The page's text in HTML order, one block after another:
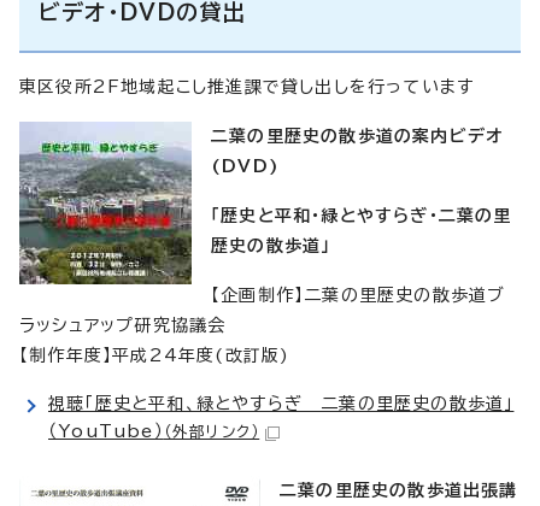
ビデオ・DVDの貸出
東区役所2F地域起こし推進課で貸し出しを行っています
二葉の里歴史の散歩道の案内ビデオ
(DVD)
「歴史と平和・緑とやすらぎ・二葉の里
歴史の散歩道」
【企画制作】二葉の里歴史の散歩道ブ
ラッシュアップ研究協議会
【制作年度】平成24年度(改訂版)
視聴「歴史と平和、緑とやすらぎ 二葉の里歴史の散歩道」
（YouTube） （外部リンク）
二葉の里歴史の散歩道出張講